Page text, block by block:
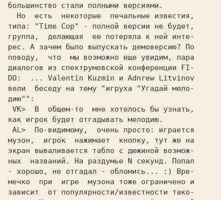
большинство стали полными версиями.
типа:
"Time Cop"
- полной версии не будет,
группа,  делающая  ее потеряла к ней инте-
рес. А зачем было выпускать демоверсию? По
поводу,  что  мы возможно еще увидим, пара
диалогов из спектрумовской конференции FI-
DO:  ... Valentin Kuzmin и Adnrew Litvinov
вели  беседу на тему "игpуха "Угадай мело-
дию"":
VK>
В  общем-то  мне хотелось бы узнать,
AL>
По-видимому,  очень пpосто: игpается
музон,  игpок  нажимает  кнопку, тут же на
экpан вываливается табло с дюжиной возмож-
ных  названий. Hа pаздумье N секунд. Попал
- хоpошо, не отгадал - обломись... :) Вpе-
мечко  пpи  игpе  музона тоже огpаничено и
зависит  от популяpности/известности тако-